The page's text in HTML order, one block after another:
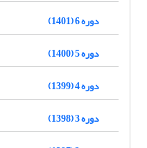
دوره 6 (1401)
دوره 5 (1400)
دوره 4 (1399)
دوره 3 (1398)